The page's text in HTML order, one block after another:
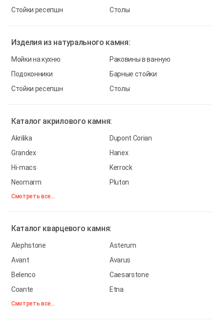
Стойки ресепшн
Столы
Изделия из натурального камня:
Мойки на кухню
Раковины в ванную
Подоконники
Барные стойки
Стойки ресепшн
Столы
Каталог акрилового камня:
Akrilika
Dupont Corian
Grandex
Hanex
Hi-macs
Kerrock
Neomarm
Pluton
Смотреть все...
Каталог кварцевого камня:
Alephstone
Asterum
Avant
Avarus
Belenco
Caesarstone
Coante
Etna
Смотреть все...